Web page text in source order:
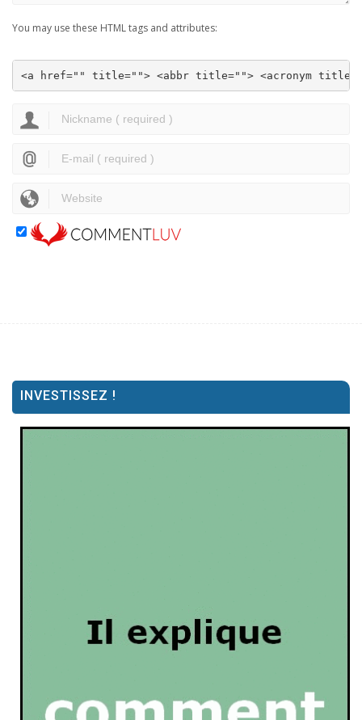
You may use these HTML tags and attributes:
<a href="" title=""> <abbr title=""> <acronym
INVESTISSEZ !